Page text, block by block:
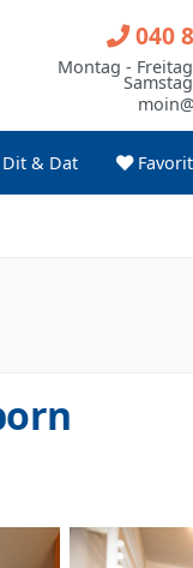
Dit & Dat
040
Montag -